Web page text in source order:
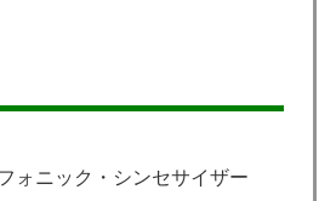
ォニック・シンセサイザー